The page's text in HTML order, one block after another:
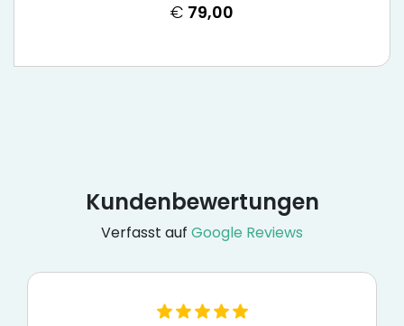
€ 79,00
Kundenbewertungen
Verfasst auf Google Reviews